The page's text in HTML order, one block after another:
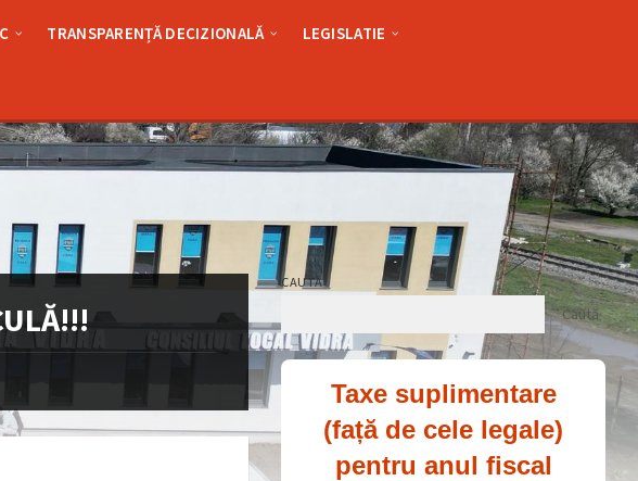
TRANSPARENȚĂ DECIZIONALĂ LEGISLATIE
CAUTĂ
Caută
Taxe suplimentare
(față de cele legale)
pentru anul fiscal